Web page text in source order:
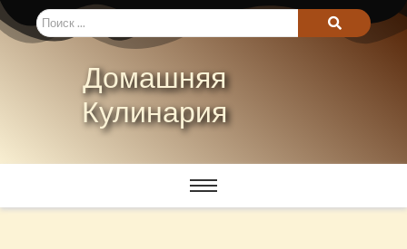
Домашняя
Кулинария